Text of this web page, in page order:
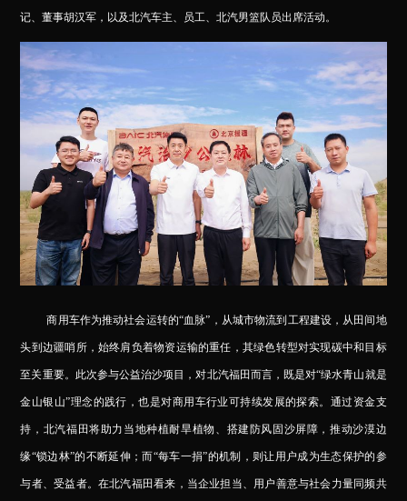
记、董事胡汉军，以及北汽车主、员工、北汽男篮队员出席活动。
商用车作为推动社会运转的“血脉”，从城市物流到工程建设，从田间地
头到边疆哨所，始终肩负着物资运输的重任，其绿色转型对实现碳中和目标
至关重要。此次参与公益治沙项目，对北汽福田而言，既是对“绿水青山就是
金山银山”理念的践行，也是对商用车行业可持续发展的探索。通过资金支
持，北汽福田将助力当地种植耐旱植物、搭建防风固沙屏障，推动沙漠边
缘“锁边林”的不断延伸；而“每车一捐”的机制，则让用户成为生态保护的参
与者、受益者。在北汽福田看来，当企业担当、用户善意与社会力量同频共